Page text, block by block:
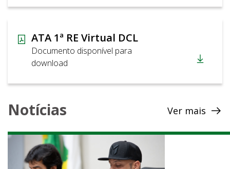
ATA 1ª RE Virtual DCL
Documento disponível para
download
Notícias Ver mais